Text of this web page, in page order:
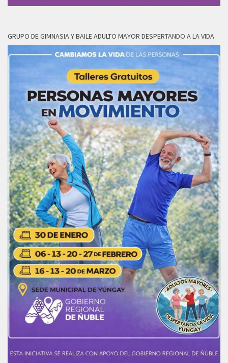
GRUPO DE GIMNASIA Y BAILE ADULTO MAYOR DESPERTANDO A LA VIDA